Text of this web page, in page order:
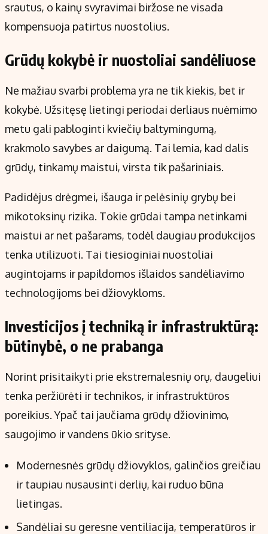
srautus, o kainų svyravimai biržose ne visada
kompensuoja patirtus nuostolius.
Grūdų kokybė ir nuostoliai sandėliuose
Ne mažiau svarbi problema yra ne tik kiekis, bet ir
kokybė. Užsitęsę lietingi periodai derliaus nuėmimo
metu gali pabloginti kviečių baltymingumą,
krakmolo savybes ar daigumą. Tai lemia, kad dalis
grūdų, tinkamų maistui, virsta tik pašariniais.
Padidėjus drėgmei, išauga ir pelėsinių grybų bei
mikotoksinų rizika. Tokie grūdai tampa netinkami
maistui ar net pašarams, todėl daugiau produkcijos
tenka utilizuoti. Tai tiesioginiai nuostoliai
augintojams ir papildomos išlaidos sandėliavimo
technologijoms bei džiovykloms.
Investicijos į techniką ir infrastruktūrą:
būtinybė, o ne prabanga
Norint prisitaikyti prie ekstremalesnių orų, daugeliui
tenka peržiūrėti ir technikos, ir infrastruktūros
poreikius. Ypač tai jaučiama grūdų džiovinimo,
saugojimo ir vandens ūkio srityse.
Modernesnės grūdų džiovyklos, galinčios greičiau
ir taupiau nusausinti derlių, kai ruduo būna
lietingas.
Sandėliai su geresne ventiliacija, temperatūros ir